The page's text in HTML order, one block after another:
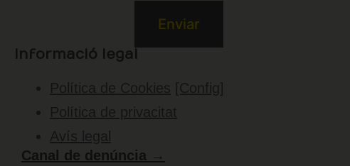
Informació legal
Canal de denúncia →